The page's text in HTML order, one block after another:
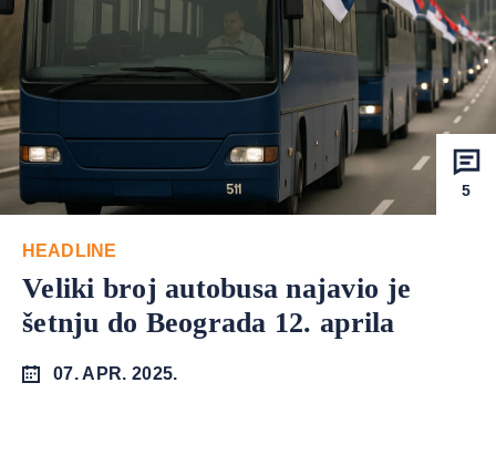
5
HEADLINE
Veliki broj autobusa najavio je
šetnju do Beograda 12. aprila
07. APR. 2025.